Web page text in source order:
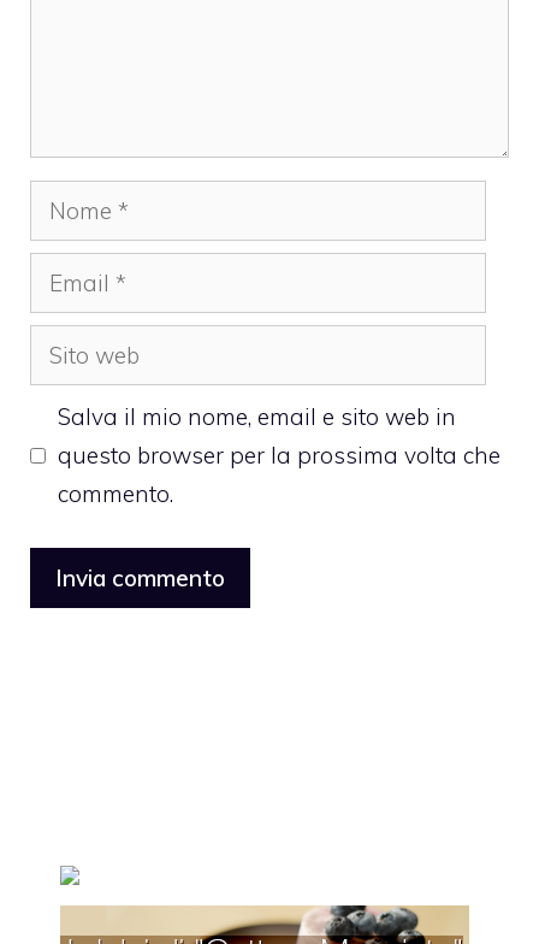
Nome
Email
Sito
web
Salva il mio nome, email e sito web in
questo browser per la prossima volta che
commento.